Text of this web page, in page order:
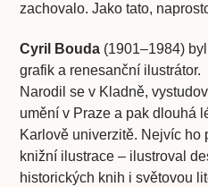
zachovalo. Jako tato,
Cyril Bouda (1901–1984)
grafik a renesanční ilustrátor.
Narodil se v Kladně,
umění v Praze a pak dlouhá
Karlově univerzitě. Nejvíc ho
knižní ilustrace – ilustroval
historických knih i světovou